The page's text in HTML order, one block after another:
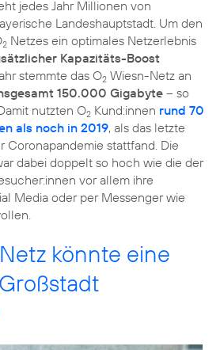
jedes Jahr Millionen von
Landeshauptstadt. Um den
2 Netzes ein optimales Netzerlebnis
Kapazitäts-Boost
stemmte das O2 Wiesn-Netz an
150.000 Gigabyte – so
nutzten O2 Kund:innen rund 70
als noch in 2019, als das letzte
Coronapandemie stattfand. Die
dabei doppelt so hoch wie die der
vor allem ihre
Media oder per Messenger wie
könnte eine